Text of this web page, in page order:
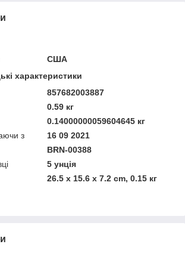
США
характеристики
857682003887
0.59 кг
0.14000000059604645 кг
з
16 09 2021
BRN-00388
5 унція
26.5 x 15.6 x 7.2 cm, 0.15 кг